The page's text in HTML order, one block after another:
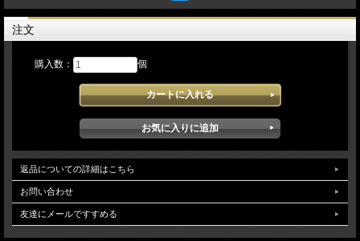
注文
購入数： 個
返品についての詳細はこちら
お問い合わせ
友達にメールですすめる